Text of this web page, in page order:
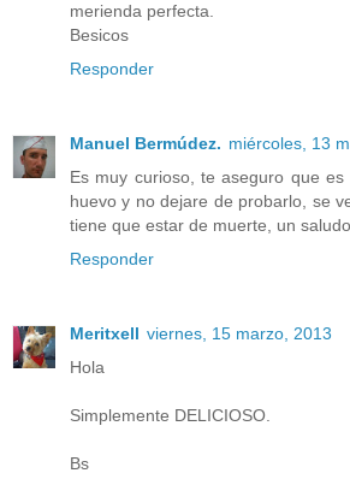
merienda perfecta.
Besicos
Responder
Manuel Bermúdez. miércoles, 13
Es muy curioso, te aseguro que
huevo y no dejare de probarlo, se
tiene que estar de muerte, un
Responder
Meritxell viernes, 15 marzo, 2013
Hola
Simplemente DELICIOSO.
Bs